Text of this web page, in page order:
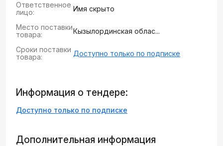
Ответственное
лицо:
Имя скрыто
Место поставки
товара:
Кызылординская облас...
Сроки поставки
товара:
Доступно только по подписке
Информация о тендере:
Доступно только по подписке
Дополнительная информация